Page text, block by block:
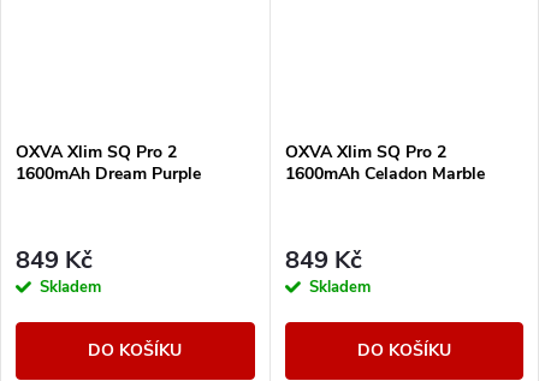
OXVA Xlim SQ Pro 2
1600mAh Dream Purple
849 Kč
Skladem
DO KOŠÍKU
OXVA Xlim SQ Pro 2
1600mAh Celadon Marble
849 Kč
Skladem
DO KOŠÍKU